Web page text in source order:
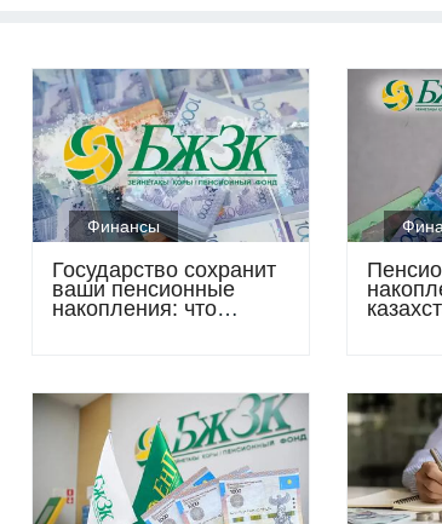
Финансы
Государство сохранит
ваши пенсионные
накопления: что